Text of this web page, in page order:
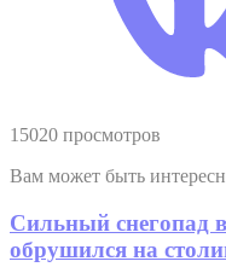
15020 просмотров
Вам может быть
Сильный снегопад
обрушился на